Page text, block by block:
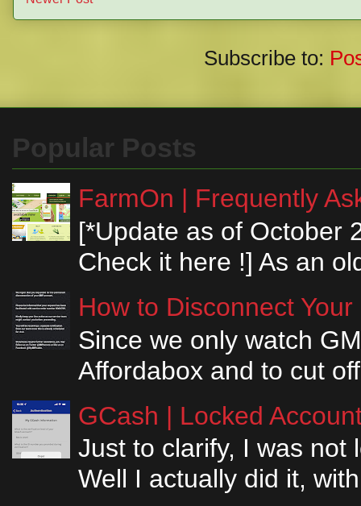
Subscribe to:
Popular Posts
FarmOn | Frequently
[*Update as of October
Check it here !] As an
How to Disconnect
Since we only watch
Affordabox and to cut
GCash | Locked
Just to clarify, I was not
Well I actually did it,